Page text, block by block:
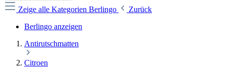
Zeige alle Kategorien Berlingo
Zurück
Berlingo anzeigen
Antirutschmatten
Citroen